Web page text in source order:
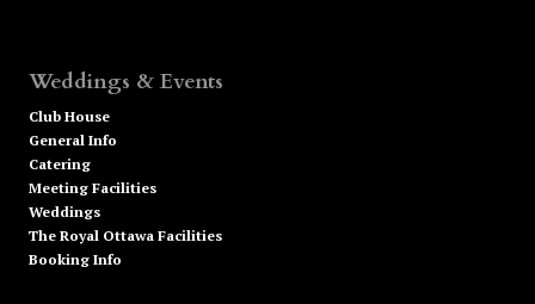
Weddings & Events
Club House
General Info
Catering
Meeting Facilities
Weddings
The Royal Ottawa Facilities
Booking Info